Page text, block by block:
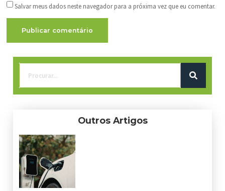
Outros Artigos
Salvar meus dados neste navegador para a próxima vez que eu comentar.